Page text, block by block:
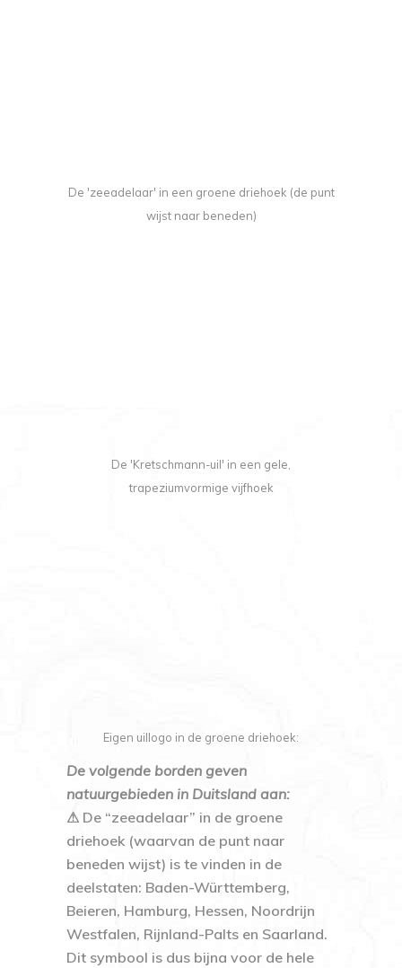
De 'zeeadelaar' in een groene driehoek (de punt
wijst naar beneden)
De 'Kretschmann-uil' in een gele,
trapeziumvormige vijfhoek
Eigen uillogo in de groene driehoek:
De volgende borden geven
natuurgebieden in Duitsland aan:
⚠ De “zeeadelaar” in de groene
driehoek (waarvan de punt naar
beneden wijst) is te vinden in de
deelstaten: Baden-Württemberg,
Beieren, Hamburg, Hessen, Noordrijn
Westfalen, Rijnland-Palts en Saarland.
Dit symbool is dus bijna voor de hele